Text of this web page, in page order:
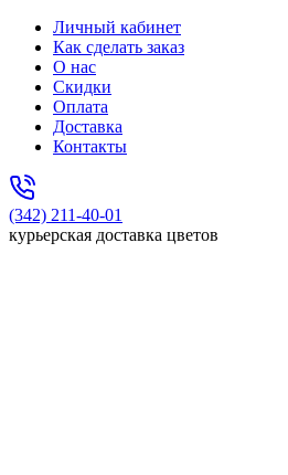
Личный кабинет
Как сделать заказ
О нас
Скидки
Оплата
Доставка
Контакты
(342) 211-40-01
курьерская доставка цветов